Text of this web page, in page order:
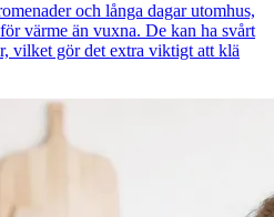
och långa dagar utomhus,
värme än vuxna. De kan ha svårt
vilket gör det extra viktigt att klä